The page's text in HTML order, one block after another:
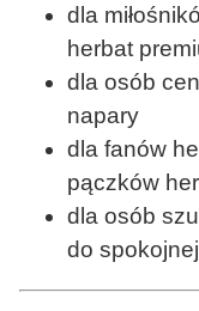
dla
herbat
dla osób
napary
dla fanów
pączków
dla osób
do